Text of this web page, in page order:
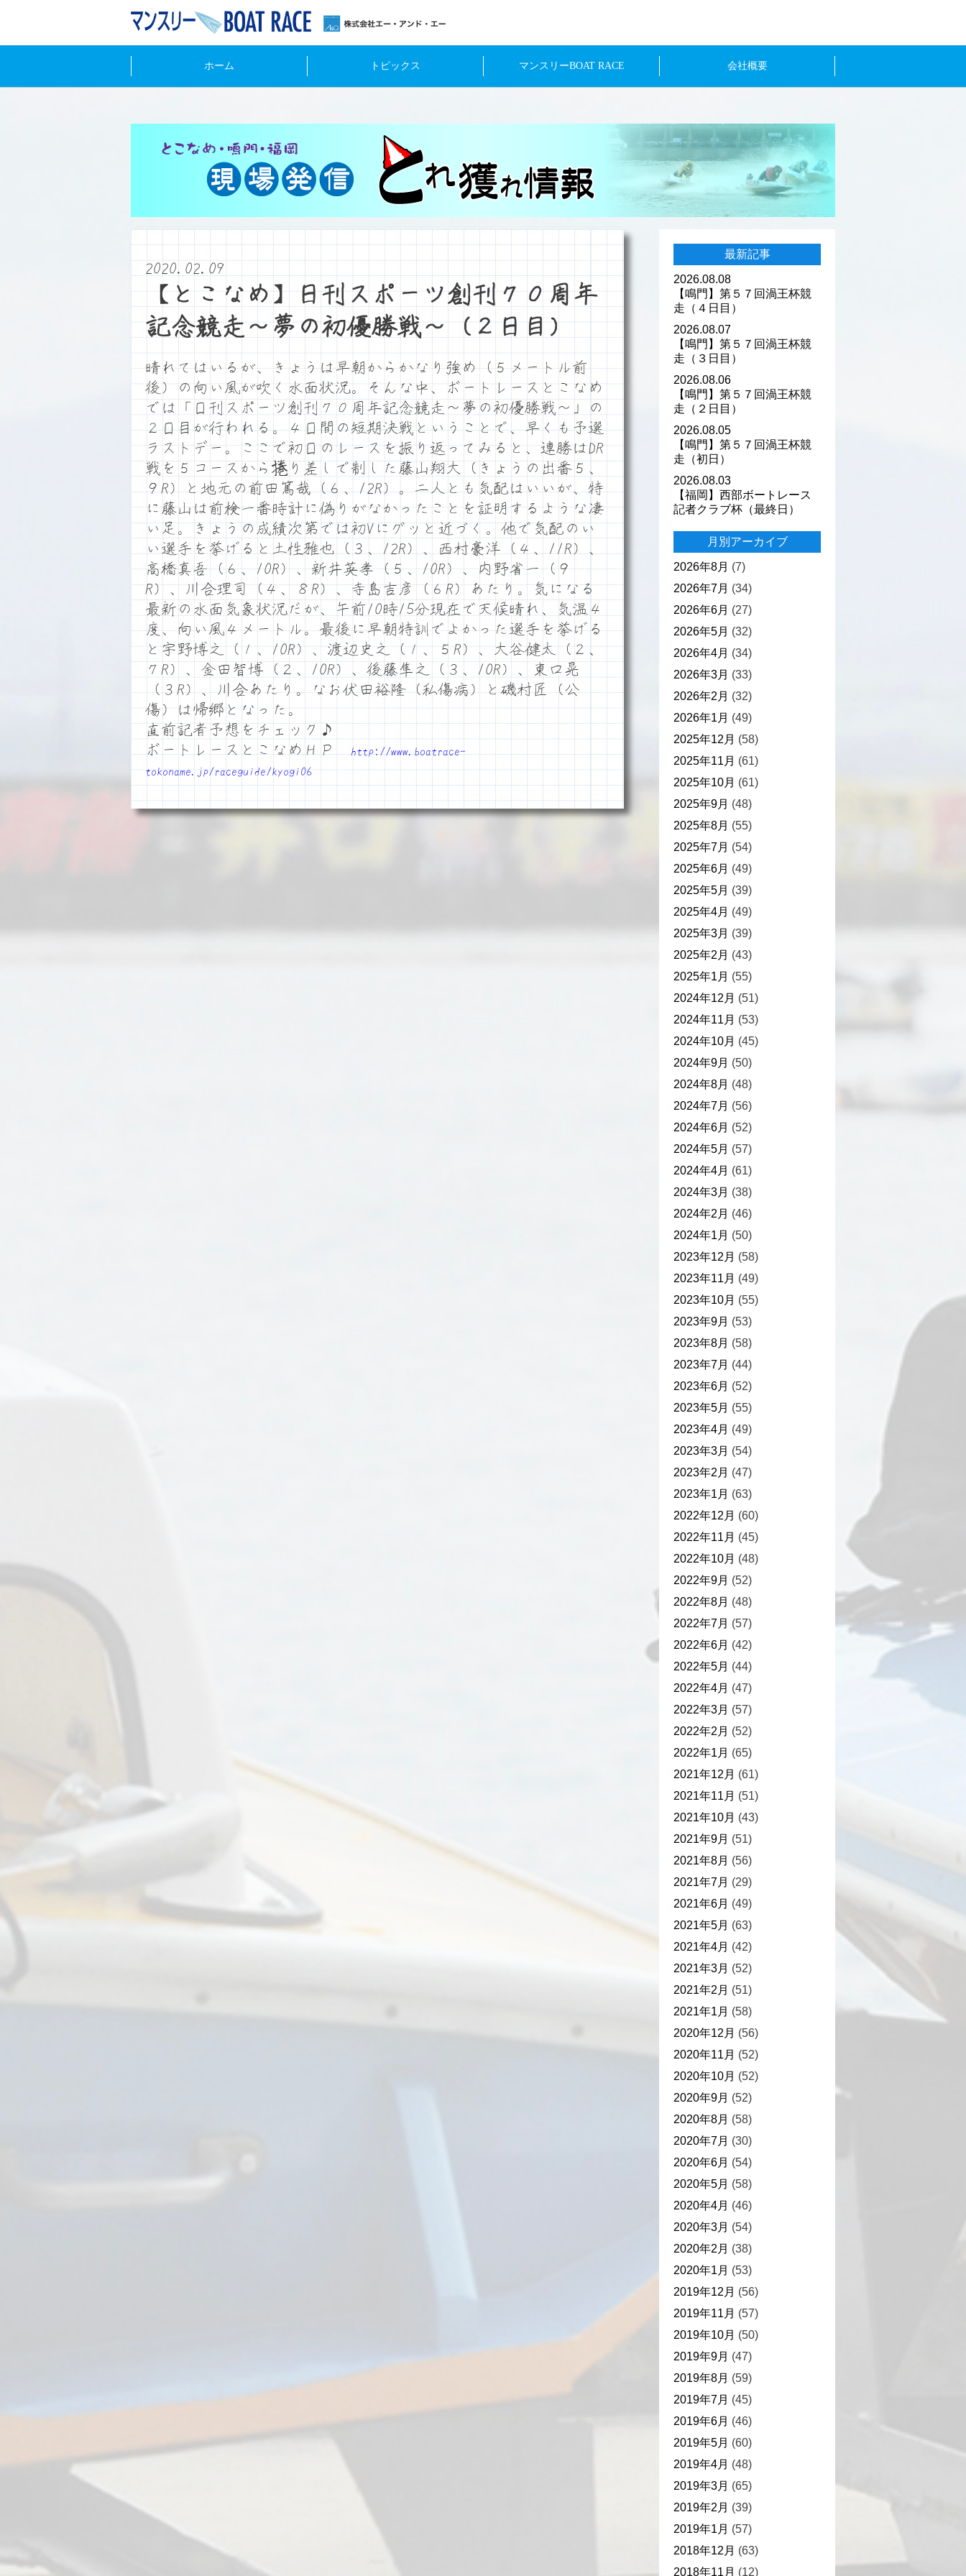
ホーム トピックス マンスリーBOAT RACE 会社概要
2020.02.09
【とこなめ】日刊スポーツ創刊７０周年
記念競走～夢の初優勝戦～（２日目）
晴れてはいるが、きょうは早朝からかなり強め（５メートル前
後）の向い風が吹く水面状況。そんな中、ボートレースとこなめ
では「日刊スポーツ創刊７０周年記念競走～夢の初優勝戦～」の
２日目が行われる。４日間の短期決戦ということで、早くも予選
ラストデー。ここで初日のレースを振り返ってみると、連勝はDR
戦を５コースから捲り差しで制した藤山翔大（きょうの出番５、
９R）と地元の前田篤哉（６、12R）。二人とも気配はいいが、特
に藤山は前検一番時計に偽りがなかったことを証明するような凄
い足。きょうの成績次第では初Vにグッと近づく。他で気配のい
い選手を挙げると土性雅也（３、12R）、西村豪洋（４、11R）、
高橋真吾（６、10R）、新井英孝（５、10R）、内野省一（９
R）、川合理司（４、８R）、寺島吉彦（６R）あたり。気になる
最新の水面気象状況だが、午前10時15分現在で天候晴れ、気温４
度、向い風４メートル。最後に早朝特訓でよかった選手を挙げる
と宇野博之（１、10R）、渡辺史之（１、５R）、大谷健太（２、
７R）、金田智博（２、10R）、後藤隼之（３、10R）、東口晃
（３R）、川合あたり。なお伏田裕隆（私傷病）と磯村匠（公
傷）は帰郷となった。
直前記者予想をチェック♪
ボートレースとこなめＨＰ
http://www.boatrace-
tokoname.jp/raceguide/kyogi06
最新記事
2026.08.08
【鳴門】第５７回渦王杯競
走（４日目）
2026.08.07
【鳴門】第５７回渦王杯競
走（３日目）
2026.08.06
【鳴門】第５７回渦王杯競
走（２日目）
2026.08.05
【鳴門】第５７回渦王杯競
走（初日）
2026.08.03
【福岡】西部ボートレース
記者クラブ杯（最終日）
月別アーカイブ
2026年8月 (7)
2026年7月 (34)
2026年6月 (27)
2026年5月 (32)
2026年4月 (34)
2026年3月 (33)
2026年2月 (32)
2026年1月 (49)
2025年12月 (58)
2025年11月 (61)
2025年10月 (61)
2025年9月 (48)
2025年8月 (55)
2025年7月 (54)
2025年6月 (49)
2025年5月 (39)
2025年4月 (49)
2025年3月 (39)
2025年2月 (43)
2025年1月 (55)
2024年12月 (51)
2024年11月 (53)
2024年10月 (45)
2024年9月 (50)
2024年8月 (48)
2024年7月 (56)
2024年6月 (52)
2024年5月 (57)
2024年4月 (61)
2024年3月 (38)
2024年2月 (46)
2024年1月 (50)
2023年12月 (58)
2023年11月 (49)
2023年10月 (55)
2023年9月 (53)
2023年8月 (58)
2023年7月 (44)
2023年6月 (52)
2023年5月 (55)
2023年4月 (49)
2023年3月 (54)
2023年2月 (47)
2023年1月 (63)
2022年12月 (60)
2022年11月 (45)
2022年10月 (48)
2022年9月 (52)
2022年8月 (48)
2022年7月 (57)
2022年6月 (42)
2022年5月 (44)
2022年4月 (47)
2022年3月 (57)
2022年2月 (52)
2022年1月 (65)
2021年12月 (61)
2021年11月 (51)
2021年10月 (43)
2021年9月 (51)
2021年8月 (56)
2021年7月 (29)
2021年6月 (49)
2021年5月 (63)
2021年4月 (42)
2021年3月 (52)
2021年2月 (51)
2021年1月 (58)
2020年12月 (56)
2020年11月 (52)
2020年10月 (52)
2020年9月 (52)
2020年8月 (58)
2020年7月 (30)
2020年6月 (54)
2020年5月 (58)
2020年4月 (46)
2020年3月 (54)
2020年2月 (38)
2020年1月 (53)
2019年12月 (56)
2019年11月 (57)
2019年10月 (50)
2019年9月 (47)
2019年8月 (59)
2019年7月 (45)
2019年6月 (46)
2019年5月 (60)
2019年4月 (48)
2019年3月 (65)
2019年2月 (39)
2019年1月 (57)
2018年12月 (63)
2018年11月 (12)